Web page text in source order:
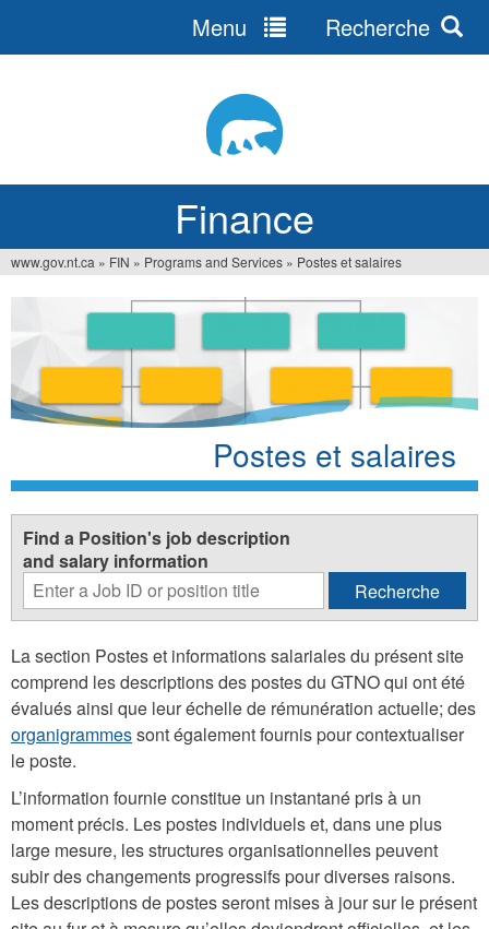
Finance
Menu Recherche
You
here
www.gov.nt.ca » FIN » Programs and Services » Postes et salaires
Postes et salaires
Find a Position's job description
and salary information
La section Postes et informations salariales du présent site
comprend les descriptions des postes du GTNO qui ont été
évalués ainsi que leur échelle de rémunération actuelle; des
organigrammessont également fournis pour contextualiser
le poste.
L’information fournie constitue un instantané pris à un
moment précis. Les postes individuels et, dans une plus
large mesure, les structures organisationnelles peuvent
subir des changements progressifs pour diverses raisons.
Les descriptions de postes seront mises à jour sur le présent